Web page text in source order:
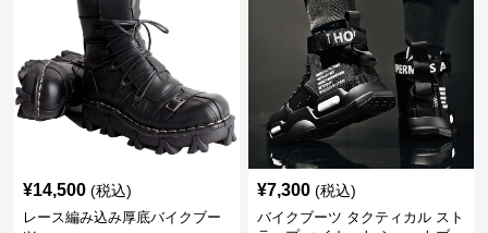
¥14,500 (税込)
レース編み込み厚底バイクブー
¥7,300 (税込)
バイクブーツ タクティカル スト